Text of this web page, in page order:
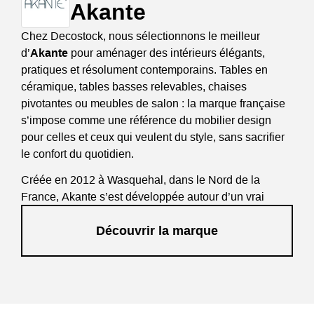
Akante
Chez Decostock, nous sélectionnons le meilleur
d’Akante pour aménager des intérieurs élégants,
pratiques et résolument contemporains. Tables en
céramique, tables basses relevables, chaises
pivotantes ou meubles de salon : la marque française
s’impose comme une référence du mobilier design
pour celles et ceux qui veulent du style, sans sacrifier
le confort du quotidien.
Créée en 2012 à Wasquehal, dans le Nord de la
France, Akante s’est développée autour d’un vrai
intelligent et d’un goût marqué pour les finitions
Découvrir la marque